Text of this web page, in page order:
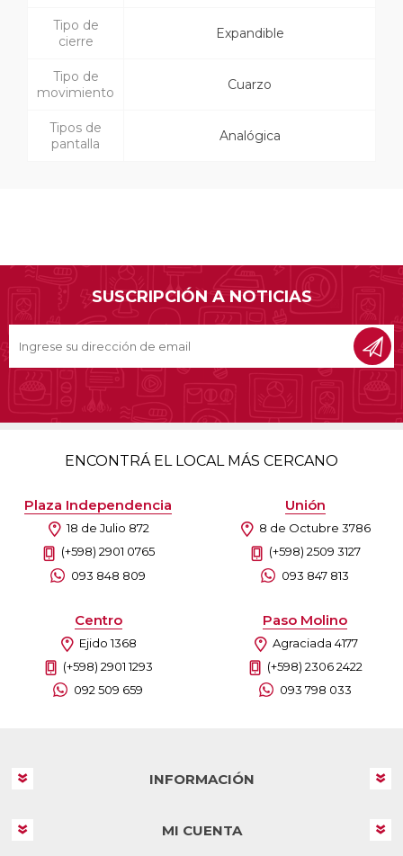
Tipo de
cierre
Expandible
Tipo de
movimiento
Cuarzo
Tipos de
pantalla
Analógica
SUSCRIPCIÓN A NOTICIAS
ENCONTRÁ EL LOCAL MÁS CERCANO
Plaza Independencia
18 de Julio 872
(+598) 2901 0765
093 848 809
Unión
8 de Octubre 3786
(+598) 2509 3127
093 847 813
Centro
Ejido 1368
(+598) 2901 1293
092 509 659
Paso Molino
Agraciada 4177
(+598) 2306 2422
093 798 033
INFORMACIÓN
MI CUENTA